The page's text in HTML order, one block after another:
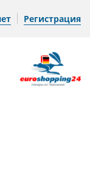
Регистрация